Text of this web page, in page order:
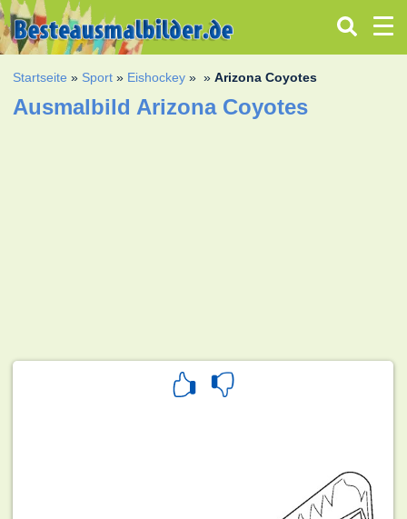
Startseite » Sport » Eishockey » »Arizona Coyotes
Ausmalbild Arizona Coyotes